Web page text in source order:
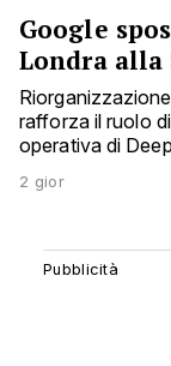
Google
Londra alla
rafforza il ruolo
operativa di
2 gior